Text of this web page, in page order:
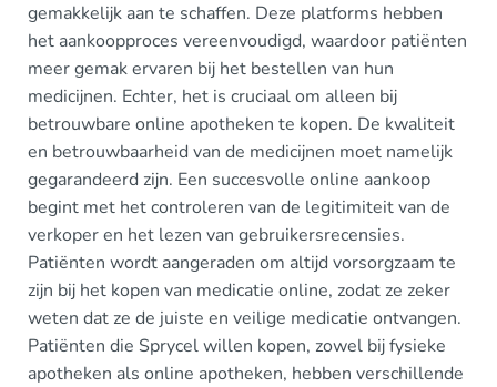
gemakkelijk aan te schaffen. Deze platforms hebben
het aankoopproces vereenvoudigd, waardoor patiënten
meer gemak ervaren bij het bestellen van hun
medicijnen. Echter, het is cruciaal om alleen bij
betrouwbare online apotheken te kopen. De kwaliteit
en betrouwbaarheid van de medicijnen moet namelijk
gegarandeerd zijn. Een succesvolle online aankoop
begint met het controleren van de legitimiteit van de
verkoper en het lezen van gebruikersrecensies.
Patiënten wordt aangeraden om altijd vorsorgzaam te
zijn bij het kopen van medicatie online, zodat ze zeker
weten dat ze de juiste en veilige medicatie ontvangen.
Patiënten die Sprycel willen kopen, zowel bij fysieke
apotheken als online apotheken, hebben verschillende